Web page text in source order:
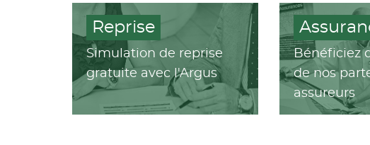
Reprise
Simulation de reprise
gratuite avec l'Argus
Bénéficiez
de nos
assureurs